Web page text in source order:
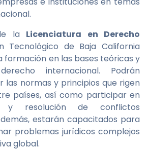
la Licenciatura en Derecho
Tecnológico de Baja California
formación en las bases teóricas y
internacional. Podrán
las normas y principios que rigen
países, así como participar en
y resolución de conflictos
estarán capacitados para
problemas jurídicos complejos
global.